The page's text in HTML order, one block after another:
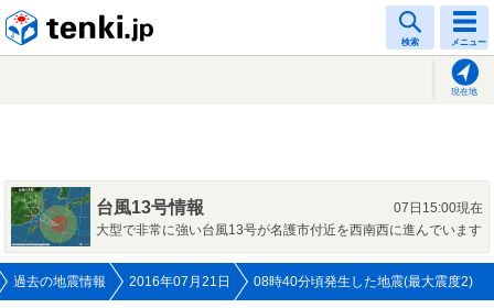
検索 メニュー
現在地
台風13号情報
07日15:00現在
大型で非常に強い台風13号が名護市付近を西南西に進んでいます
過去の地震情報 2016年07月21日 08時40分頃発生した地震(最大震度2)